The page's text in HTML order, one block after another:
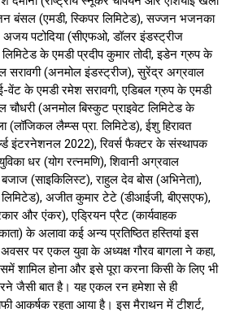
बंसल (एमडी, स्किपर लिमिटेड), सज्जन भजनका
अजय पटोदिया (सीएफओ, डॉलर इंडस्ट्रीज
के एमडी प्रदीप कुमार तोदी, इडेन ग्रुप के
सरावगी (अनमोल इंडस्ट्रीज), सुरेंद्र अग्रवाल
वेंट के एमडी रमेश सरावगी, एडिबल ग्रुप के एमडी
चौधरी (अनमोल बिस्कुट प्राइवेट लिमिटेड के
लैम्प्स प्रा. लिमिटेड), ईशु हिरावत
इंटरनेशनल 2022), रिवर्स फैक्टर के संस्थापक
धर (योग रत्नमणि), शिवानी अग्रवाल
(साइकिलिस्ट), राहुल देव बोस (अभिनेता),
लिमिटेड), अजीत कुमार टेटे (डीआईजी, बीएसएफ),
और एंकर), एड्रियन प्रैट (कार्यवाहक
के अलावा कई अन्य प्रतिष्ठित हस्तियां इस
पर एकल युवा के अध्यक्ष गौरव बागला ने कहा,
शामिल होना और इसे पूरा करना किसी के लिए भी
जैसी बात है। यह एकल रन हमेशा से ही
आकर्षक रहता आया है। इस मैराथन में टीशर्ट,